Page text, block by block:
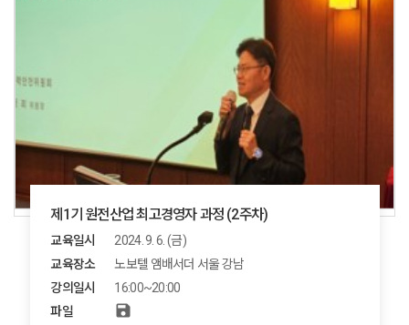
제1기 원전산업 최고경영자 과정 (2주차)
교육일시
2024. 9. 6. (금)
교육장소
노보텔 앰배서더 서울 강남
강의일시
16:00~20:00
파일
save